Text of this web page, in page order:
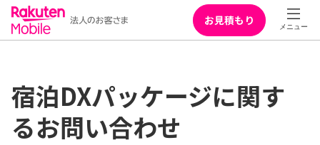
お見積もり
宿泊DXパッケージに関す
るお問い合わせ